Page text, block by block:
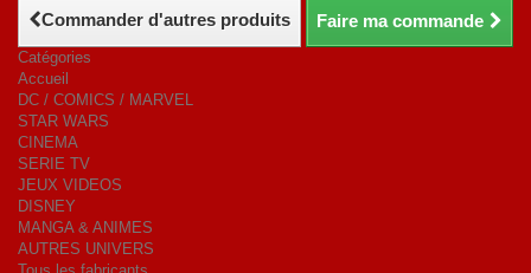
Commander d'autres produits Faire ma commande
Catégories
Accueil
DC / COMICS / MARVEL
STAR WARS
CINEMA
SERIE TV
JEUX VIDEOS
DISNEY
MANGA & ANIMES
AUTRES UNIVERS